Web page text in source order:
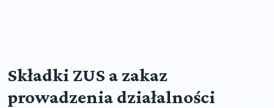
Składki ZUS a zakaz
prowadzenia działalności